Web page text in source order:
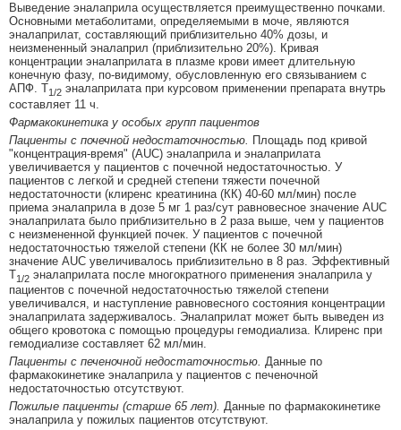
Выведение эналаприла осуществляется преимущественно почками.
Основными метаболитами, определяемыми в моче, являются
эналаприлат, составляющий приблизительно 40% дозы, и
неизмененный эналаприл (приблизительно 20%). Кривая
концентрации эналаприлата в плазме крови имеет длительную
конечную фазу, по-видимому, обусловленную его связыванием с
АПФ. Т1/2 эналаприлата при курсовом применении препарата внутрь
составляет 11 ч.
Фармакокинетика у особых групп пациентов
Пациенты с почечной недостаточностью.
Площадь под кривой
"концентрация-время" (AUC) эналаприла и эналаприлата
увеличивается у пациентов с почечной недостаточностью. У
пациентов с легкой и средней степени тяжести почечной
недостаточности (клиренс креатинина (КК) 40-60 мл/мин) после
приема эналаприла в дозе 5 мг 1 раз/сут равновесное значение AUC
эналаприлата было приблизительно в 2 раза выше, чем у пациентов
с неизмененной функцией почек. У пациентов с почечной
недостаточностью тяжелой степени (КК не более 30 мл/мин)
значение AUC увеличивалось приблизительно в 8 раз. Эффективный
Т1/2 эналаприлата после многократного применения эналаприла у
пациентов с почечной недостаточностью тяжелой степени
увеличивался, и наступление равновесного состояния концентрации
эналаприлата задерживалось. Эналаприлат может быть выведен из
общего кровотока с помощью процедуры гемодиализа. Клиренс при
гемодиализе составляет 62 мл/мин.
Пациенты с печеночной недостаточностью. Данные по
фармакокинетике эналаприла у пациентов с печеночной
недостаточностью отсутствуют.
Пожилые пациенты (старше 65 лет). Данные по фармакокинетике
эналаприла у пожилых пациентов отсутствуют.